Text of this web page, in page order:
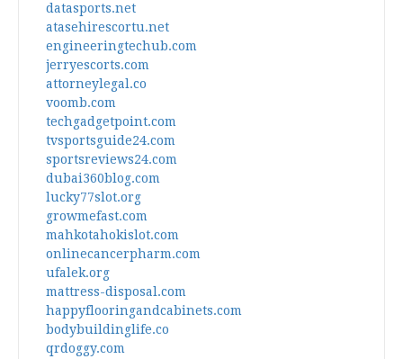
datasports.net
atasehirescortu.net
engineeringtechub.com
jerryescorts.com
attorneylegal.co
voomb.com
techgadgetpoint.com
tvsportsguide24.com
sportsreviews24.com
dubai360blog.com
lucky77slot.org
growmefast.com
mahkotahokislot.com
onlinecancerpharm.com
ufalek.org
mattress-disposal.com
happyflooringandcabinets.com
bodybuildinglife.co
qrdoggy.com